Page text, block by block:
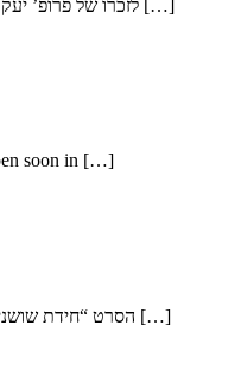
לזכרו של פרופ’ יעקב גולדברג ז”ל, פרופסור לפיזיקה בטכניון ותלמיד מובהק של מר שושני במשך שנים רבות, הנה קטע קצר מתוך הראיון […]
soon in […]
הסרט “חידת שושני” – הנווד שידע הכול – ישתתף בפסטיבל הסרטים הבינלאומי חיפה בעוד כמה ימים. התחלתי לעבוד על הסרט לפני […]